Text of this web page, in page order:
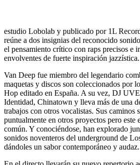
estudio Lobolab y publicado por 1L
reúne a dos insignias del reconocido
el pensamiento crítico con raps precisos e
envolventes de fuerte inspiración jazzística.
Van Deep fue miembro del legendario
maquetas y discos son coleccionados por
Hop editado en España. A su vez, DJ
Identidad, Chinatown y lleva más de una
trabajos con otros vocalistas. Sus caminos
puntualmente en otros proyectos pero este
común. Y conociéndose, han explorado
sonidos noventeros del underground de
dándoles un sabor contemporáneo y audaz.